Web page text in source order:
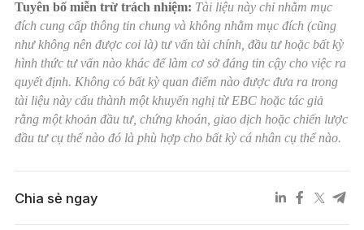
Tuyên bố miễn trừ trách nhiệm: Tài liệu này chỉ nhằm mục
đích cung cấp thông tin chung và không nhằm mục đích (cũng
như không nên được coi là) tư vấn tài chính, đầu tư hoặc bất kỳ
hình thức tư vấn nào khác để làm cơ sở đáng tin cậy cho việc ra
quyết định. Không có bất kỳ quan điểm nào được đưa ra trong
tài liệu này cấu thành một khuyến nghị từ EBC hoặc tác giả
rằng một khoản đầu tư, chứng khoán, giao dịch hoặc chiến lược
đầu tư cụ thể nào đó là phù hợp cho bất kỳ cá nhân cụ thể nào.
Chia sẻ ngay